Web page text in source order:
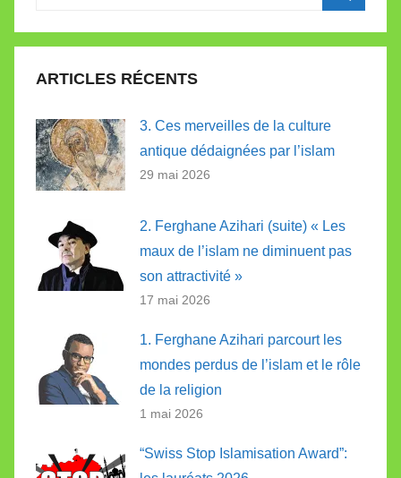
:
ARTICLES RÉCENTS
3. Ces merveilles de la culture
antique dédaignées par l’islam
29 mai 2026
2. Ferghane Azihari (suite) « Les
maux de l’islam ne diminuent pas
son attractivité »
17 mai 2026
1. Ferghane Azihari parcourt les
mondes perdus de l’islam et le rôle
de la religion
1 mai 2026
“Swiss Stop Islamisation Award”: